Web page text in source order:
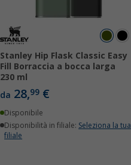
Stanley Hip Flask Classic Easy
Fill Borraccia a bocca larga
230 ml
da 28,99€
Disponibile
Disponibilità in filiale: Seleziona la tua
filiale